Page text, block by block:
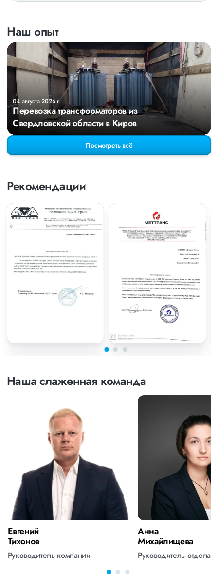
Наш опыт
04 августа 2026 г.
Перевозка трансформаторов из
Свердловской области в Киров
Посмотреть всё
Рекомендации
Наша слаженная команда
Евгений
Тихонов
Руководитель компании
Анна
Михайлищева
Руководитель отдела